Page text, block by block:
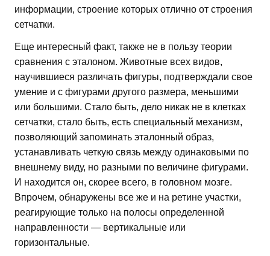
информации, строение которых отлично от строения
сетчатки.
Еще интересный факт, также не в пользу теории
сравнения с эталоном. Животные всех видов,
научившиеся различать фигуры, подтверждали свое
умение и с фигурами другого размера, меньшими
или большими. Стало быть, дело никак не в клетках
сетчатки, стало быть, есть специальный механизм,
позволяющий запоминать эталонный образ,
устанавливать четкую связь между одинаковыми по
внешнему виду, но разными по величине фигурами.
И находится он, скорее всего, в головном мозге.
Впрочем, обнаружены все же и на ретине участки,
реагирующие только на полосы определенной
направленности — вертикальные или
горизонтальные.